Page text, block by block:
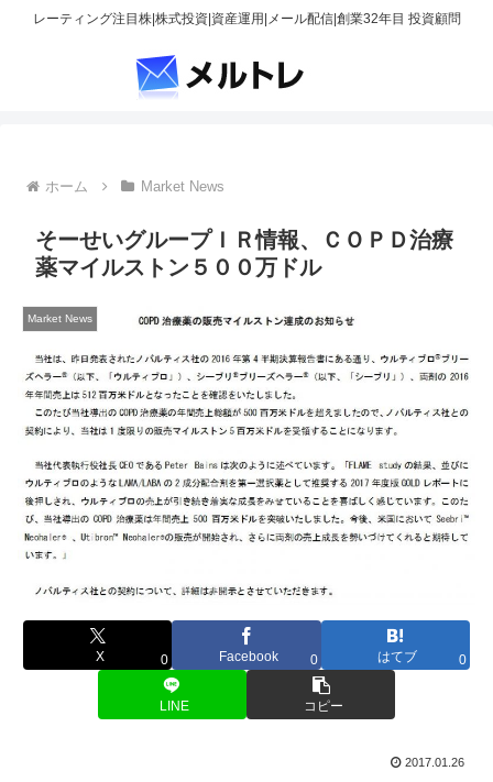
レーティング注目株|株式投資|資産運用|メール配信|創業32年目 投資顧問
ホーム Market News
そーせいグループＩＲ情報、ＣＯＰＤ治療
薬マイルストン５００万ドル
Market News
X 0 Facebook 0 はてブ 0
LINE コピー
2017.01.26